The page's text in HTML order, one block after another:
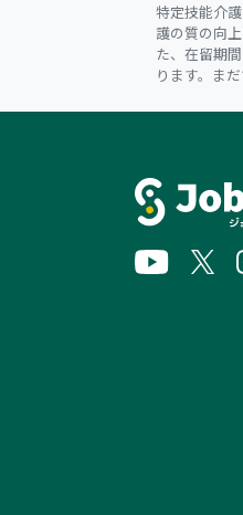
特定技能介
護の質の向
た、在留期
ります。ま